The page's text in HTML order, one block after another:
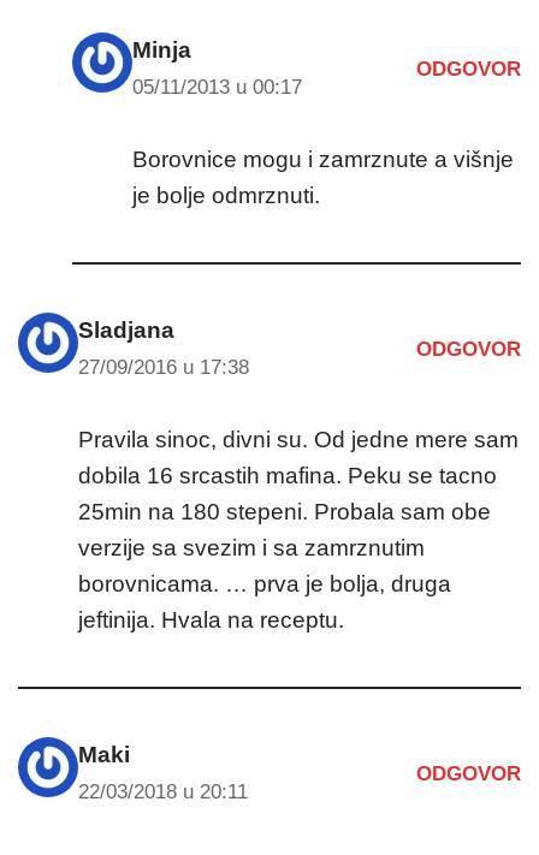
Minja
05/11/2013 u 00:17
ODGOVOR
Borovnice mogu i zamrznute a višnje
je bolje odmrznuti.
Sladjana
27/09/2016 u 17:38
ODGOVOR
Pravila sinoc, divni su. Od jedne mere sam
dobila 16 srcastih mafina. Peku se tacno
25min na 180 stepeni. Probala sam obe
verzije sa svezim i sa zamrznutim
borovnicama. … prva je bolja, druga
jeftinija. Hvala na receptu.
Maki
22/03/2018 u 20:11
ODGOVOR